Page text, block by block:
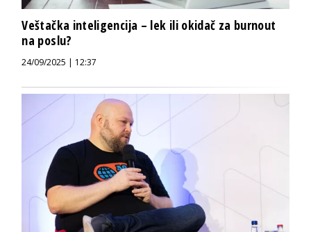
Veštačka inteligencija – lek ili okidač za burnout
na poslu?
24/09/2025 | 12:37